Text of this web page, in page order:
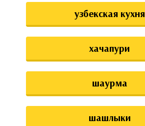
узбекская кухня
хачапури
шаурма
шашлыки